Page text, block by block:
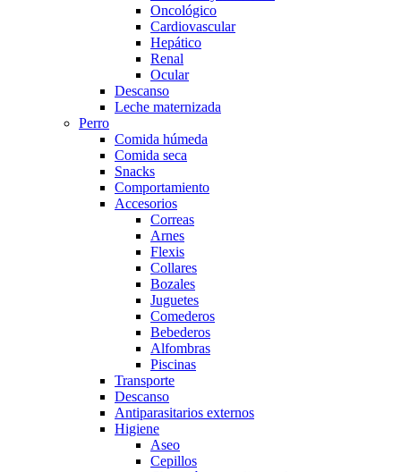
Oncológico
Cardiovascular
Hepático
Renal
Ocular
Descanso
Leche maternizada
Perro
Comida húmeda
Comida seca
Snacks
Comportamiento
Accesorios
Correas
Arnes
Flexis
Collares
Bozales
Juguetes
Comederos
Bebederos
Alfombras
Piscinas
Transporte
Descanso
Antiparasitarios externos
Higiene
Aseo
Cepillos